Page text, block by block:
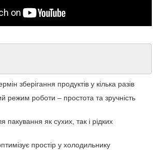
зберігання продуктів у кілька разів
режим роботи – простота та зручність
пакування як сухих, так і рідких
простір у холодильнику